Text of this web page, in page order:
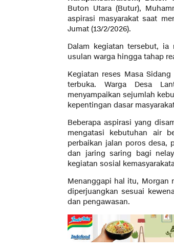
Buton Utara (Butur),
aspirasi masyarakat saat
Jumat (13/2/2026).
Dalam kegiatan tersebut, ia
usulan warga hingga tahap
Kegiatan reses Masa
terbuka. Warga Desa
menyampaikan sejumlah
kepentingan dasar
Beberapa aspirasi yang
mengatasi kebutuhan air
perbaikan jalan poros desa,
dan jaring saring bagi
kegiatan sosial
Menanggapi hal itu, Morgan
diperjuangkan sesuai
dan pengawasan.